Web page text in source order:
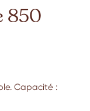
850
Capacité :